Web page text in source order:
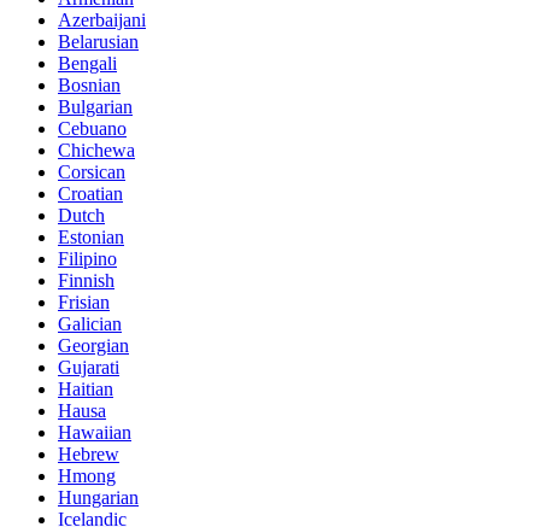
Azerbaijani
Belarusian
Bengali
Bosnian
Bulgarian
Cebuano
Chichewa
Corsican
Croatian
Dutch
Estonian
Filipino
Finnish
Frisian
Galician
Georgian
Gujarati
Haitian
Hausa
Hawaiian
Hebrew
Hmong
Hungarian
Icelandic